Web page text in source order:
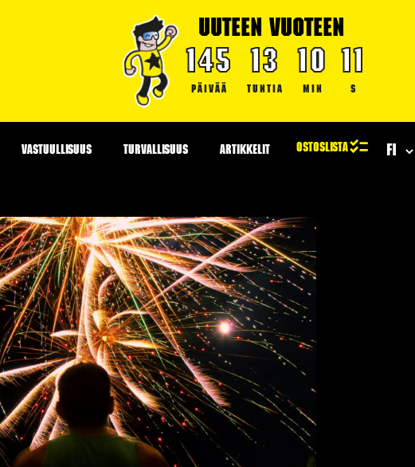
UUTEEN VUOTEEN
145
PÄIVÄÄ
13
TUNTIA
10
MIN
10
S
VASTUULLISUUS TURVALLISUUS ARTIKKELIT